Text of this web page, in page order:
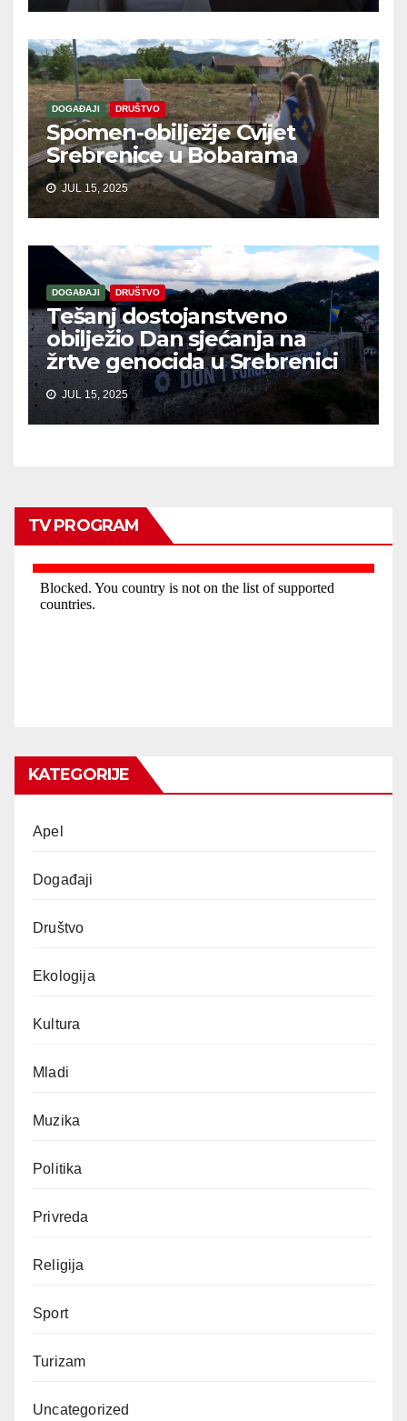
DOGAĐAJI DRUŠTVO
Spomen-obilježje Cvijet
Srebrenice u Bobarama
JUL 15, 2025
DOGAĐAJI DRUŠTVO
Tešanj dostojanstveno
obilježio Dan sjećanja na
žrtve genocida u Srebrenici
JUL 15, 2025
TV PROGRAM
KATEGORIJE
Apel
Događaji
Društvo
Ekologija
Kultura
Mladi
Muzika
Politika
Privreda
Religija
Sport
Turizam
Uncategorized